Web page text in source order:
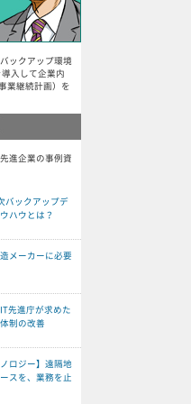
ックアップ環境
入して企業内
業継続計画）を
進企業の事例資
バックアップデ
ハウとは？
メーカーに必要
先進庁が求めた
制の改善
ロジー】遠隔地
スを、業務を止